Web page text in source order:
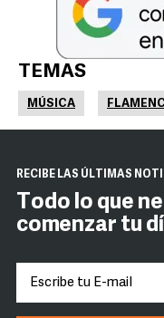
TEMAS
MÚSICA
RECIBE LAS ÚLTIMAS
Todo lo que
comenzar tu